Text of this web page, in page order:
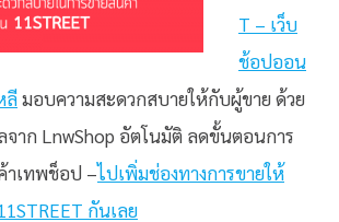
T – เว็บ
ช้อปออน
ลี‎มอบความสะดวกสบายให้กับผู้ขาย ด้วย
จาก LnwShop อัตโนมัติ ลดขั้นตอนการ
าเทพช็อป –ไปเพิ่มช่องทางการขายให้
กันเลย